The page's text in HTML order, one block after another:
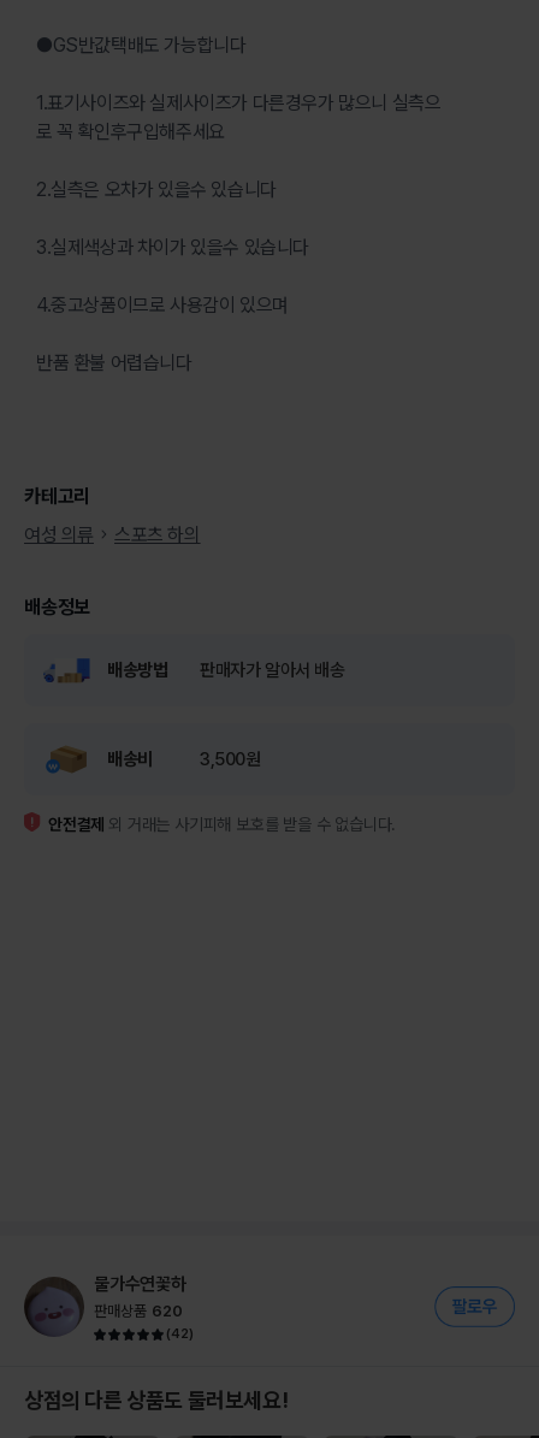
●GS반값택배도 가능합니다
1.표기사이즈와 실제사이즈가 다른경우가 많으니 실측으
로 꼭 확인후구입해주세요
2.실측은 오차가 있을수 있습니다
3.실제색상과 차이가 있을수 있습니다
4.중고상품이므로 사용감이 있으며
반품 환불 어렵습니다
카테고리
여성 의류
스포츠 하의
배송정보
배송방법 판매자가 알아서 배송
배송비 3,500원
안전결제 외 거래는 사기피해 보호를 받을 수 없습니다.
물가수연꽃하
판매상품 620
(42)
상점의 다른 상품도 둘러보세요!